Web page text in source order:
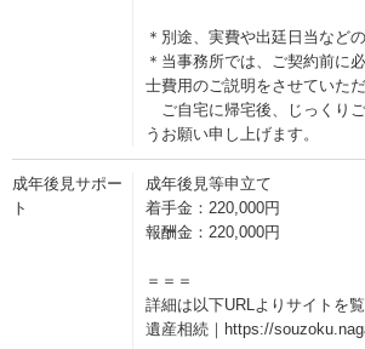
＊別途、実費や出廷日当など
＊当事務所では、ご契約前に
士費用のご説明をさせていた
ご自宅に帰宅後、じっくり
うお願い申し上げます。
成年後見サポー
ト
成年後見等申立て
着手金：220,000円
報酬金：220,000円
＝＝＝
詳細は以下URLよりサイトを
遺産相続｜https://